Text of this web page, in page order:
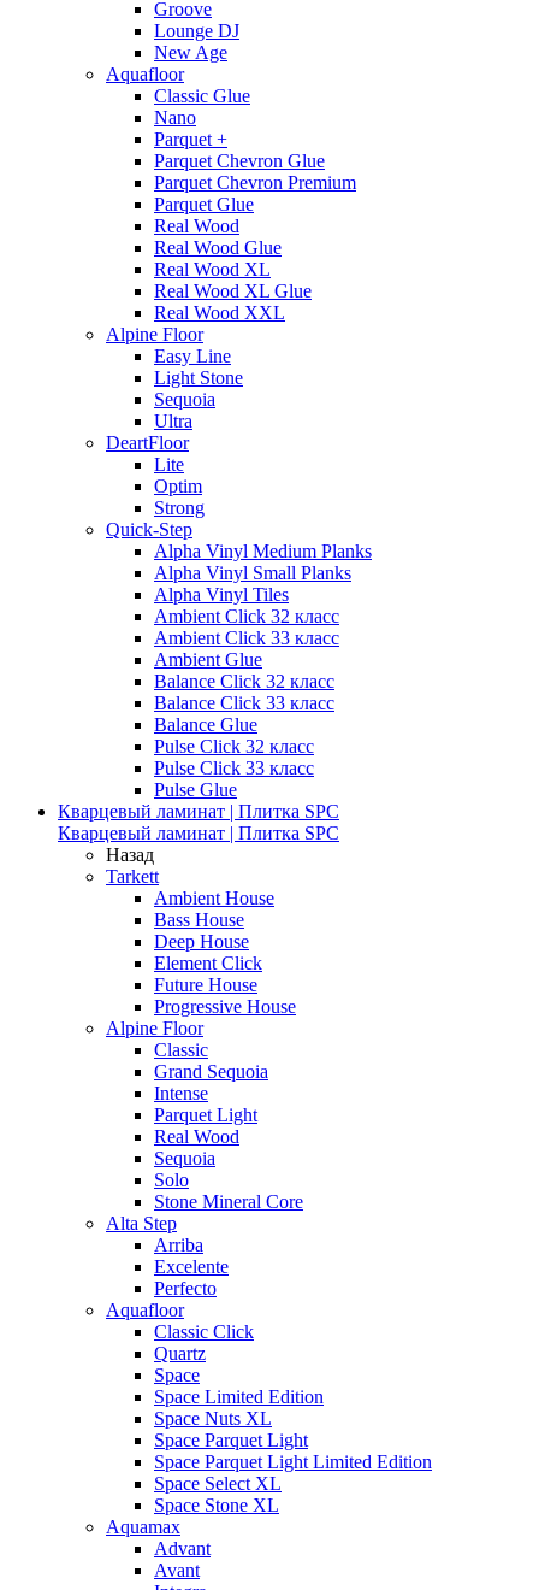
Groove
Lounge DJ
New Age
Aquafloor
Classic Glue
Nano
Parquet +
Parquet Chevron Glue
Parquet Chevron Premium
Parquet Glue
Real Wood
Real Wood Glue
Real Wood XL
Real Wood XL Glue
Real Wood XXL
Alpine Floor
Easy Line
Light Stone
Sequoia
Ultra
DeartFloor
Lite
Optim
Strong
Quick-Step
Alpha Vinyl Medium Planks
Alpha Vinyl Small Planks
Alpha Vinyl Tiles
Ambient Click 32 класс
Ambient Click 33 класс
Ambient Glue
Balance Click 32 класс
Balance Click 33 класс
Balance Glue
Pulse Click 32 класс
Pulse Click 33 класс
Pulse Glue
Кварцевый ламинат | Плитка SPC
Кварцевый ламинат | Плитка SPC
Назад
Tarkett
Ambient House
Bass House
Deep House
Element Click
Future House
Progressive House
Alpine Floor
Classic
Grand Sequoia
Intense
Parquet Light
Real Wood
Sequoia
Solo
Stone Mineral Core
Alta Step
Arriba
Excelente
Perfecto
Aquafloor
Classic Click
Quartz
Space
Space Limited Edition
Space Nuts XL
Space Parquet Light
Space Parquet Light Limited Edition
Space Select XL
Space Stone XL
Aquamax
Advant
Avant